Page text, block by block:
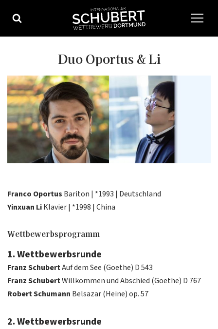
Inhalt
Duo Oportus & Li
Franco Oportus Bariton | *1993 | Deutschland
Yinxuan LiKlavier | *1998 | China
Wettbewerbsprogramm
1. Wettbewerbsrunde
Franz SchubertAuf dem See (Goethe) D 543
Franz SchubertWillkommen und Abschied (Goethe) D 767
Robert Schumann Belsazar (Heine) op. 57
2. Wettbewerbsrunde